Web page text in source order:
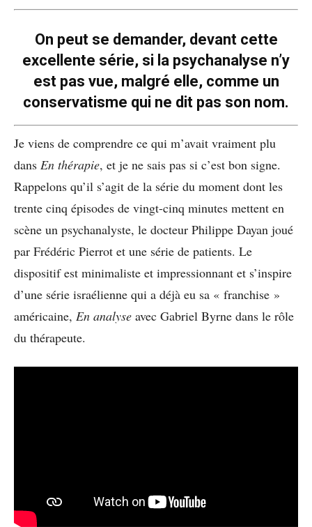
On peut se demander, devant cette
excellente série, si la psychanalyse n’y
est pas vue, malgré elle, comme un
conservatisme qui ne dit pas son nom.
Je viens de comprendre ce qui m’avait vraiment plu
dans En thérapie, et je ne sais pas si c’est bon signe.
Rappelons qu’il s’agit de la série du moment dont les
trente cinq épisodes de vingt-cinq minutes mettent en
scène un psychanalyste, le docteur Philippe Dayan joué
par Frédéric Pierrot et une série de patients. Le
dispositif est minimaliste et impressionnant et s’inspire
d’une série israélienne qui a déjà eu sa « franchise »
américaine, En analyse avec Gabriel Byrne dans le rôle
du thérapeute.